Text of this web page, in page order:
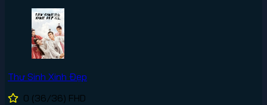
Thư Sinh Xinh Đẹp
0 (36/36) FHD